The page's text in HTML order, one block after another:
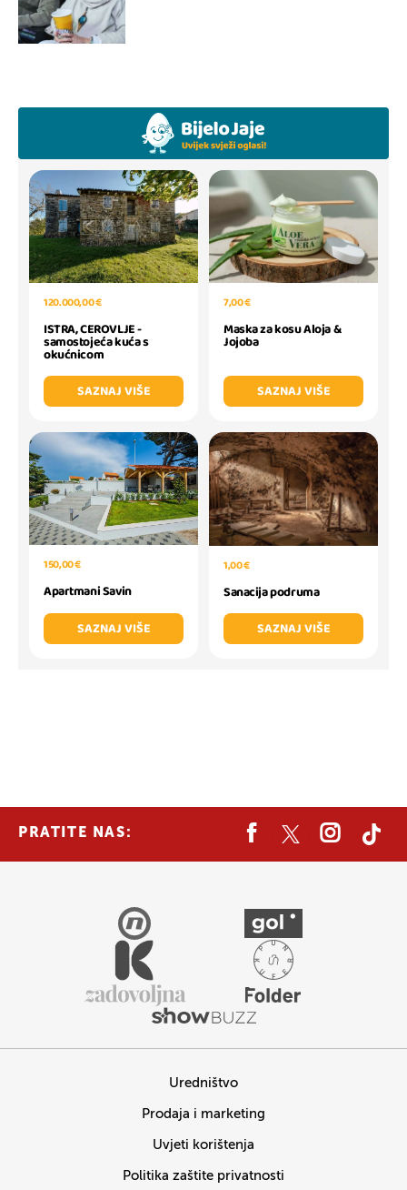
120.000,00 €
ISTRA, CEROVLJE -
samostojeća kuća s
okućnicom
SAZNAJ VIŠE
7,00 €
Maska za kosu Aloja &
Jojoba
SAZNAJ VIŠE
150,00 €
Apartmani Savin
SAZNAJ VIŠE
1,00 €
Sanacija podruma
SAZNAJ VIŠE
PRATITE NAS:
Uredništvo
Prodaja i marketing
Uvjeti korištenja
Politika zaštite privatnosti